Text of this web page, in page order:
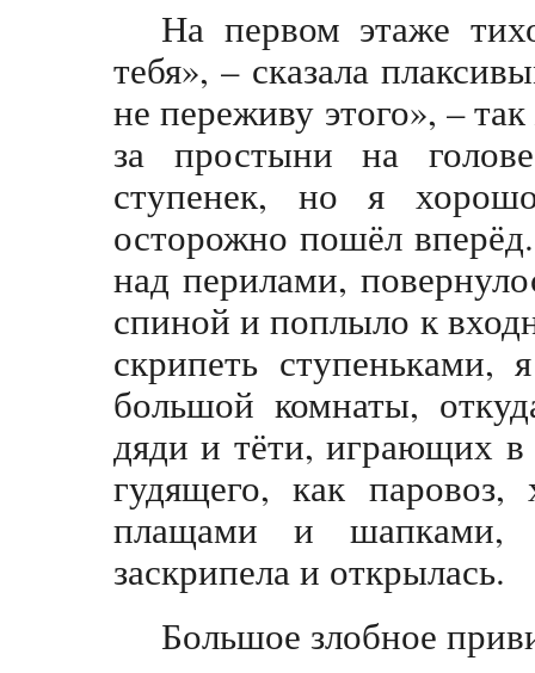
На первом этаже
тебя», – сказала
не переживу этого», –
за простыни на
ступенек, но я
осторожно пошёл
над перилами,
спиной и поплыло к
скрипеть
большой комнаты,
дяди и тёти, играющих
гудящего, как
плащами и шапками,
заскрипела и открылась.
Большое злобное